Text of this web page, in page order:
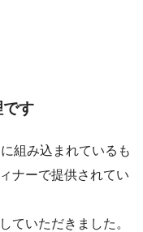
す
組み込まれているも
ナーで提供されてい
ていただきました。